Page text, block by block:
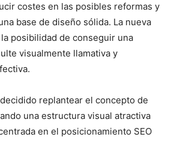
costes en las posibles reformas y
base de diseño sólida. La nueva
posibilidad de conseguir una
visualmente llamativa y
replantear el concepto de
una estructura visual atractiva
en el posicionamiento SEO